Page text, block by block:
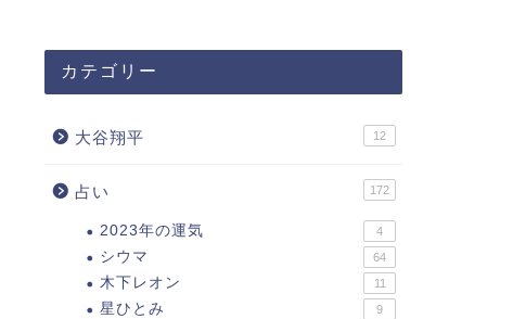
カテゴリー
大谷翔平 12
占い 172
2023年の運気 4
シウマ 64
木下レオン 11
星ひとみ 9